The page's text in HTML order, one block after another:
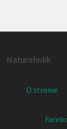
Naturoholik
O stronie